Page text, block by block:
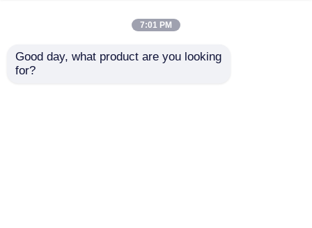
ー タイプ
7:01 PM
Good day, what product are you looking
for?